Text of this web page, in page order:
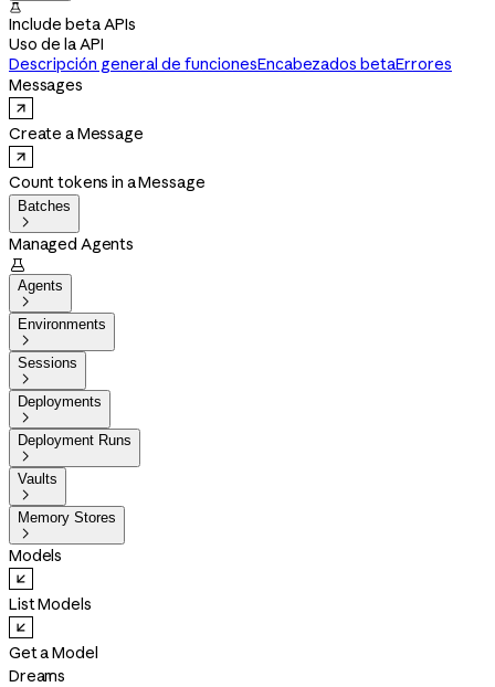

Include beta APIs
Uso de la API
Descripción general de funcionesEncabezados betaErrores
Messages
Create a Message
Count tokens in a Message
Batches

Managed Agents

Agents

Environments

Sessions

Deployments

Deployment Runs

Vaults

Memory Stores

Models
List Models
Get a Model
Dreams